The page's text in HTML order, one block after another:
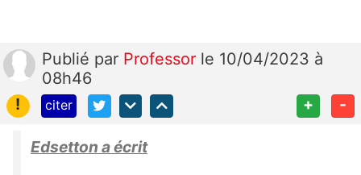
Publié par Professor le 10/04/2023 à
08h46
!
citer + -
Edsetton a écrit